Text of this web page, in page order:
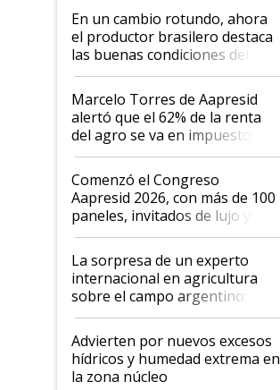
suelo es hablar de todo el
sistema productivo"
En un cambio rotundo, ahora
el productor brasilero destaca
las buenas condiciones del
agro argentino para invertir:
"Los veo más motivados"
Marcelo Torres de Aapresid
alertó que el 62% de la renta
del agro se va en impuestos:
"No es bueno que en
Argentina se sigan discutiendo
las mismas cosas de hace 50
años"
Comenzó el Congreso
Aapresid 2026, con más de 100
paneles, invitados de lujo y
todas las tendencias
La sorpresa de un experto
internacional en agricultura
sobre el campo argentino:
"Estoy muy impresionado"
Advierten por nuevos excesos
hídricos y humedad extrema en
la zona núcleo